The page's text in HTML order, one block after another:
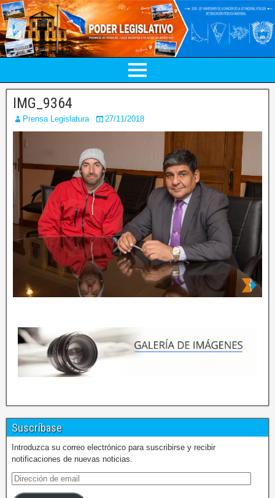
IMG_9364
Prensa Legislatura 27/11/2018
Suscríbase
Introduzca su correo electrónico para suscribirse y recibir
notificaciones de nuevas noticias.